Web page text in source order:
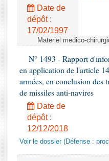
Date de
dépôt :
17/02/1997
Materiel medico-
N° 1493 - Rapport
en application de l'article
armées, en conclusion
de missiles anti-navires
Date de
dépôt :
12/12/2018
Voir le dossier (Défense :